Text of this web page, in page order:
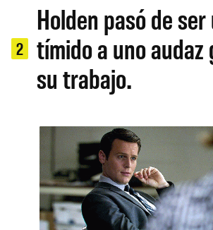
2
Holden pasó de
tímido a uno audaz
su trabajo.